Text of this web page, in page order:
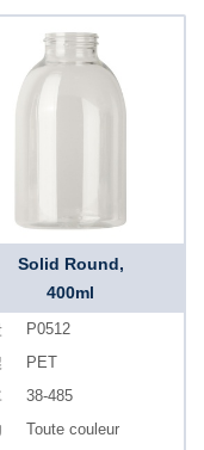
Solid Round,
400ml
P0512
PET
38-485
Toute couleur